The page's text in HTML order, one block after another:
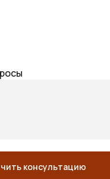
консультацию